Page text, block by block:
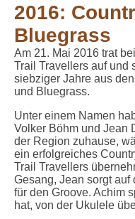
2016:
Bluegrass
Am 21. Mai 2016 trat
Trail Travellers auf und
siebziger Jahre aus
und Bluegrass.
Unter einem Namen
Volker Böhm und Jean
der Region zuhause,
ein erfolgreiches
Trail Travellers
Gesang, Jean sorgt
für den Groove. Achim
hat, von der Ukulele